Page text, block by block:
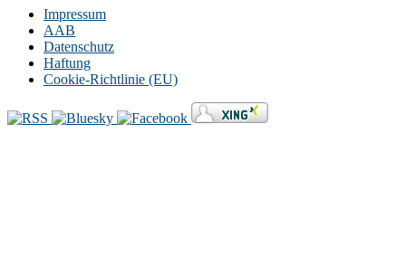
Impressum
AAB
Datenschutz
Haftung
Cookie-Richtlinie (EU)